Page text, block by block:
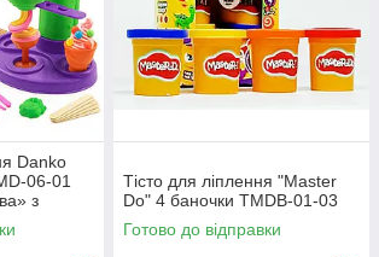
Danko
06-01
з
Тісто для ліплення "Master
Do" 4 баночки TMDB-01-03
Готово до відправки